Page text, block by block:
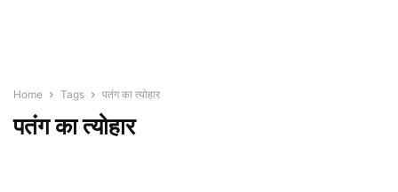
Home Tags पतंग का त्योहार
पतंग का त्योहार